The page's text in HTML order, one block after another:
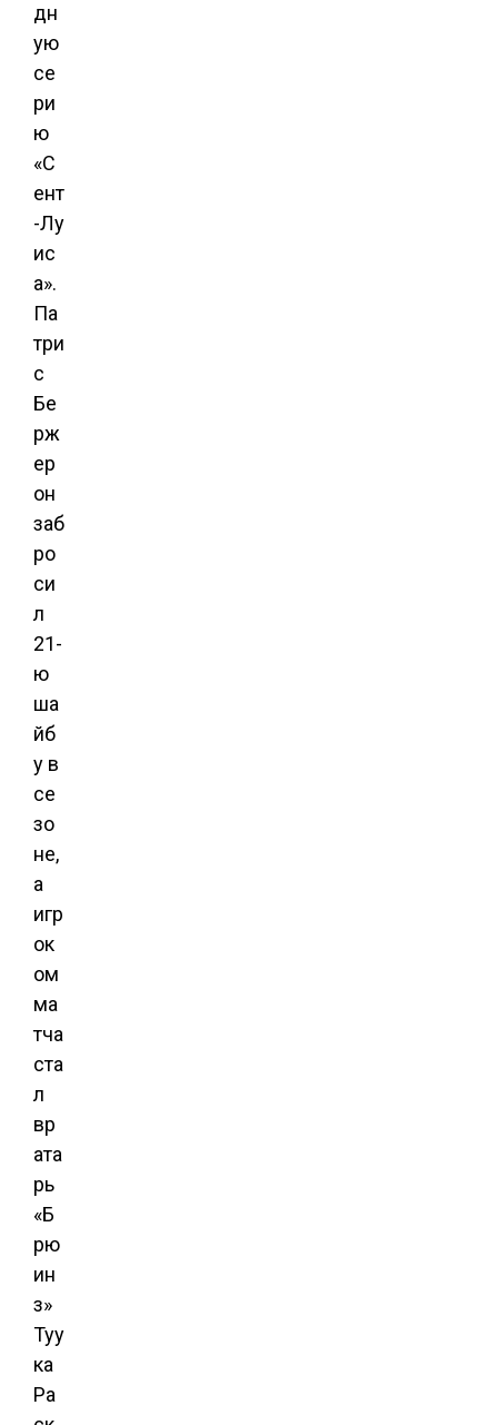
дн
ую
се
ри
ю
«С
ент
-Лу
ис
а».
Па
три
с
Бе
рж
ер
он
заб
ро
си
л
21-
ю
ша
йб
у в
се
зо
не,
а
игр
ок
ом
ма
тча
ста
л
вр
ата
рь
«Б
рю
ин
з»
Туу
ка
Ра